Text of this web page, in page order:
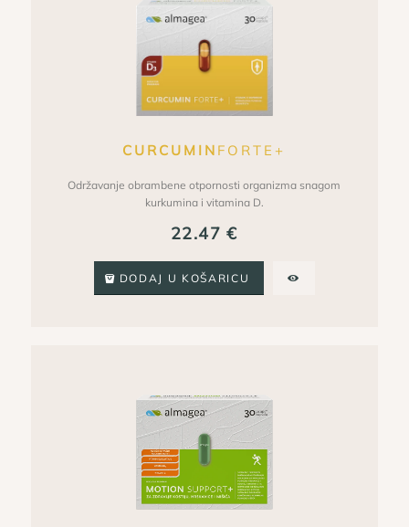
CURCUMIN FORTE+
Održavanje obrambene otpornosti organizma snagom
kurkumina i vitamina D.
22.47€
DODAJ U KOŠARICU